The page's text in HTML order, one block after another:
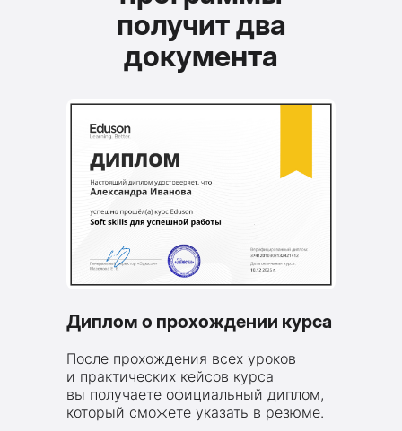
Диплом о прохождении курса
После прохождения всех уроков
и практических кейсов курса
вы получаете официальный диплом,
который сможете указать в резюме.
получит два
документа